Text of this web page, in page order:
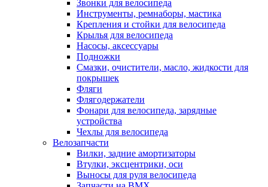
Звонки для велосипеда
Инструменты, ремнаборы, мастика
Крепления и стойки для велосипеда
Крылья для велосипеда
Насосы, аксессуары
Подножки
Смазки, очистители, масло, жидкости для
покрышек
Фляги
Флягодержатели
Фонари для велосипеда, зарядные
устройства
Чехлы для велосипеда
Велозапчасти
Вилки, задние амортизаторы
Втулки, эксцентрики, оси
Выносы для руля велосипеда